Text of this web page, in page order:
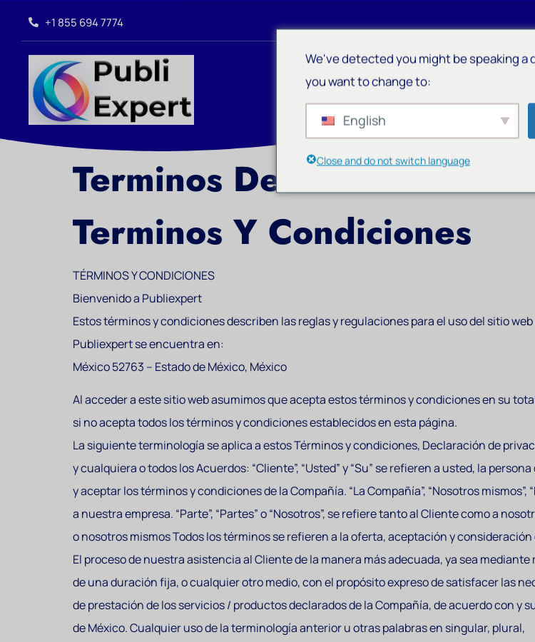
+1 855 694 7774
Home About Us Services AI
Terminos De Uso
Terminos Y Condiciones
TÉRMINOS Y CONDICIONES
Bienvenido a Publiexpert
Estos términos y condiciones describen las reglas y regulaciones para el uso del sitio
Publiexpert se encuentra en:
México 52763 – Estado de México, México
Al acceder a este sitio web asumimos que acepta estos términos y condiciones en su
si no acepta todos los términos y condiciones establecidos en esta página.
La siguiente terminología se aplica a estos Términos y condiciones, Declaración de
y cualquiera o todos los Acuerdos: “Cliente”, “Usted” y “Su” se refieren a usted, la
y aceptar los términos y condiciones de la Compañía. “La Compañía”, “Nosotros mismos”,
a nuestra empresa. “Parte”, “Partes” o “Nosotros”, se refiere tanto al Cliente como a
o nosotros mismos Todos los términos se refieren a la oferta, aceptación y
El proceso de nuestra asistencia al Cliente de la manera más adecuada, ya sea
de una duración fija, o cualquier otro medio, con el propósito expreso de satisfacer las
de prestación de los servicios / productos declarados de la Compañía, de acuerdo con y
de México. Cualquier uso de la terminología anterior u otras palabras en singular, plural,
We've detected you might be speaking a
you want to change to:
English
Close and do not switch language